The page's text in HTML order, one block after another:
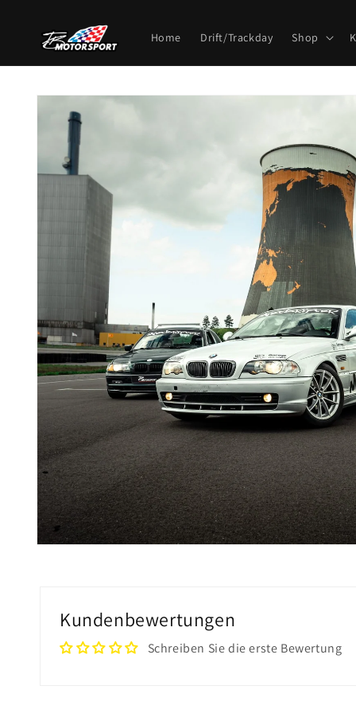
Inhalt
Home Drift/Trackday Shop
Zu
Produktinformationen
springen
Kundenbewertungen
Schreiben Sie die erste Bewertung